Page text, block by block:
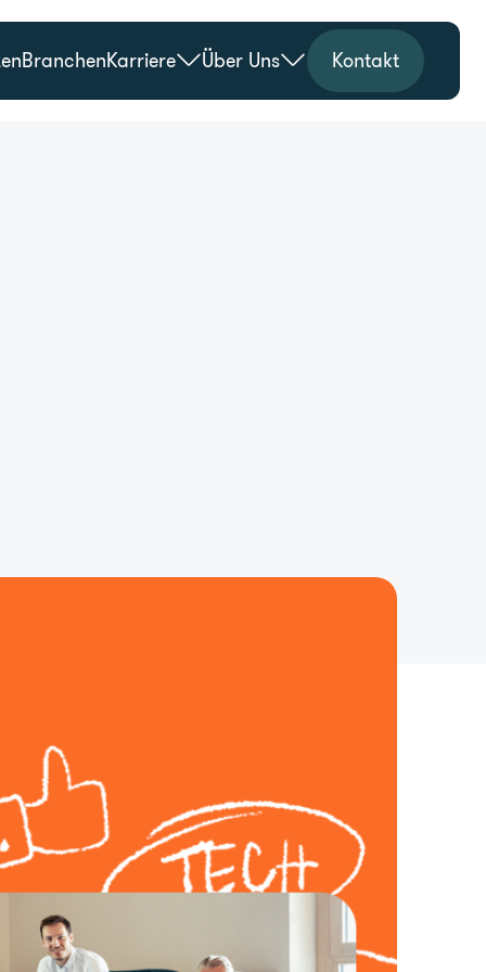
BranchenKarriere Über Uns Kontakt